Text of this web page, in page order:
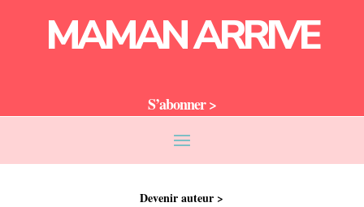
MAMAN ARRIVE
S’abonner >
Devenir auteur >